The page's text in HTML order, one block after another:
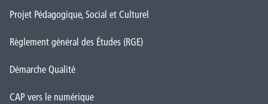
Projet Pédagogique, Social et Culturel
Règlement général des Études (RGE)
Démarche Qualité
CAP vers le numérique